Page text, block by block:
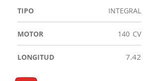
TIPO INTEGRAL
MOTOR 140 CV
LONGITUD 7.42